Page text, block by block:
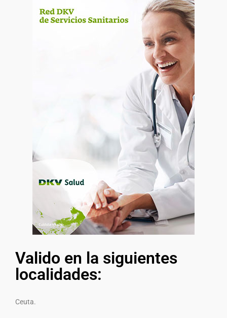
Valido en la siguientes
localidades:
Ceuta.